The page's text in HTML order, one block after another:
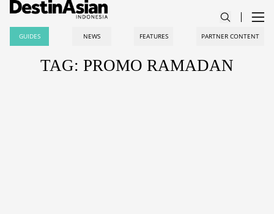
GUIDES NEWS FEATURES PARTNER CONTENT
TAG: PROMO RAMADAN